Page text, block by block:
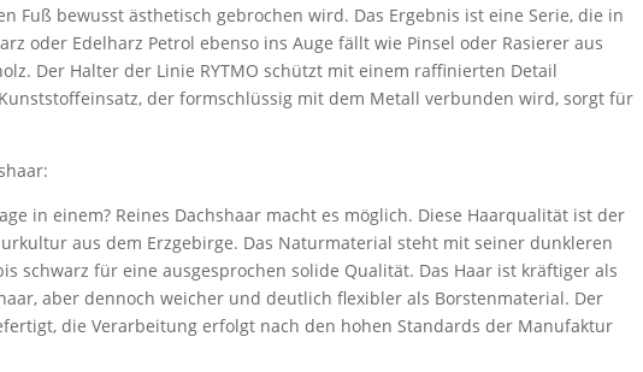
Fuß bewusst ästhetisch gebrochen wird. Das Ergebnis ist eine Serie, die in
oder Edelharz Petrol ebenso ins Auge fällt wie Pinsel oder Rasierer aus
Der Halter der Linie RYTMO schützt mit einem raffinierten Detail
der formschlüssig mit dem Metall verbunden wird, sorgt für
in einem? Reines Dachshaar macht es möglich. Diese Haarqualität ist der
aus dem Erzgebirge. Das Naturmaterial steht mit seiner dunkleren
schwarz für eine ausgesprochen solide Qualität. Das Haar ist kräftiger als
aber dennoch weicher und deutlich flexibler als Borstenmaterial. Der
die Verarbeitung erfolgt nach den hohen Standards der Manufaktur